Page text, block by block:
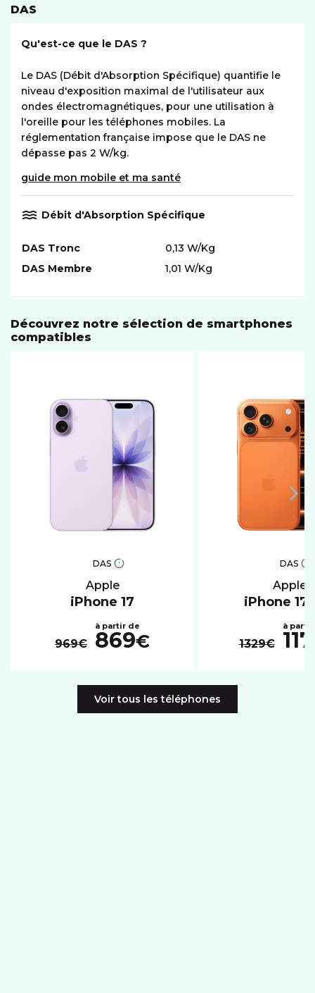
DAS
Qu'est-ce que le DAS ?
Le DAS (Débit d'Absorption Spécifique) quantifie le
niveau d'exposition maximal de l'utilisateur aux
ondes électromagnétiques, pour une utilisation à
l'oreille pour les téléphones mobiles. La
réglementation française impose que le DAS ne
dépasse pas 2 W/kg.
guide mon mobile et ma santé
Débit d'Absorption Spécifique
DAS Tronc
0,13 W/Kg
DAS Membre
1,01 W/Kg
Découvrez notre sélection de smartphones
compatibles
DAS
apple
iPhone 17
969€ 869€
DAS
apple
iPhone 17
1329€
Voir tous les téléphones